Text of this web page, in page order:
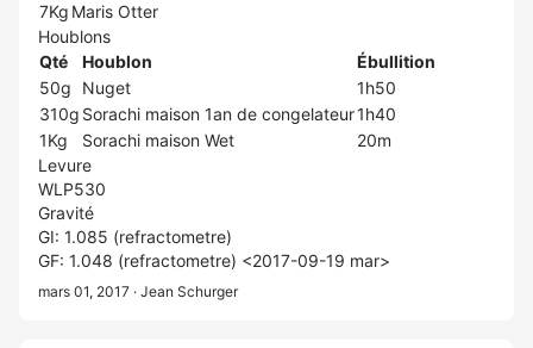
7Kg Maris Otter
Houblons
Qté
Houblon
Ébullition
50g
Nuget
1h50
310g Sorachi maison 1an de congelateur1h40
1Kg
Sorachi maison Wet
20m
Levure
WLP530
Gravité
GI: 1.085 (refractometre)
GF: 1.048 (refractometre) <2017-09-19 mar>
mars 01, 2017 · Jean Schurger